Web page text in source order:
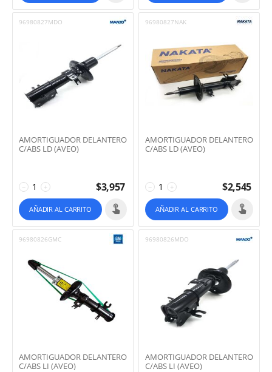
96980827MDO
AMORTIGUADOR DELANTERO
C/ABS LD (AVEO)
+
− $3,957
AÑADIR AL CARRITO
96980827NAK
AMORTIGUADOR DELANTERO
C/ABS LD (AVEO)
+
− $2,545
AÑADIR AL CARRITO
96980826GMC
AMORTIGUADOR DELANTERO
C/ABS LI (AVEO)
96980826MDO
AMORTIGUADOR DELANTERO
C/ABS LI (AVEO)